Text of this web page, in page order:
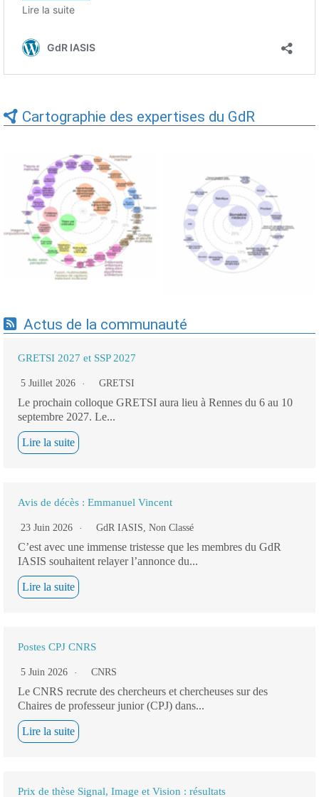
Cartographie des expertises du GdR
Expertises du GdR -
cartographie par Axes -
19/09/2025
Expertises du GdR -
cartographie par mots-clés
applicatifs - 19/09/2025
Actus de la communauté
GRETSI 2027 et SSP 2027
5 Juillet 2026 GRETSI
Le prochain colloque GRETSI aura lieu à Rennes du 6 au 10
septembre 2027. Le...
Lire la suite
Avis de décès : Emmanuel Vincent
23 Juin 2026 GdR IASIS, Non Classé
C’est avec une immense tristesse que les membres du GdR
IASIS souhaitent relayer l’annonce du...
Lire la suite
Postes CPJ CNRS
5 Juin 2026 CNRS
Le CNRS recrute des chercheurs et chercheuses sur des
Chaires de professeur junior (CPJ) dans...
Lire la suite
Prix de thèse Signal, Image et Vision : résultats